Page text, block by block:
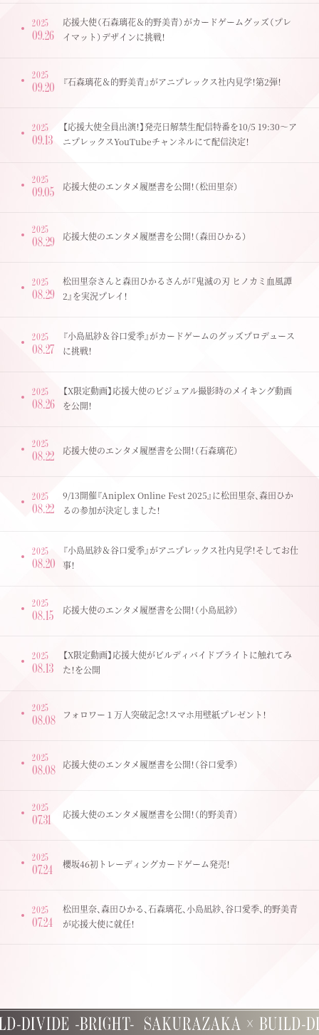
2025
09.26
応援大使（石森璃花＆的野美青）がカードゲームグッズ（プレ
イマット）デザインに挑戦！
2025
09.20 『石森璃花＆的野美青』がアニプレックス社内見学！第2弾！
2025
09.13
【応援大使全員出演！】発売日解禁生配信特番を10/5 19:30～ア
ニプレックスYouTubeチャンネルにて配信決定！
2025
09.05 応援大使のエンタメ履歴書を公開！（松田里奈）
2025
08.29 応援大使のエンタメ履歴書を公開！（森田ひかる）
2025
08.29
松田里奈さんと森田ひかるさんが『鬼滅の刃 ヒノカミ血風譚
2』を実況プレイ！
2025
08.27
『小島凪紗＆谷口愛季』がカードゲームのグッズプロデュース
に挑戦！
2025
08.26
【X限定動画】応援大使のビジュアル撮影時のメイキング動画
を公開！
2025
08.22 応援大使のエンタメ履歴書を公開！（石森璃花）
2025
08.22
9/13開催『Aniplex Online Fest 2025』に松田里奈、森田ひか
るの参加が決定しました！
2025
08.20
『小島凪紗＆谷口愛季』がアニプレックス社内見学！そしてお仕
事！
2025
08.15 応援大使のエンタメ履歴書を公開！（小島凪紗）
2025
08.13
【X限定動画】応援大使がビルディバイドブライトに触れてみ
た！を公開
2025
08.08 フォロワー１万人突破記念！スマホ用壁紙プレゼント！
2025
08.08 応援大使のエンタメ履歴書を公開！（谷口愛季）
2025
07.31 応援大使のエンタメ履歴書を公開！（的野美青）
2025
07.24 櫻坂46初トレーディングカードゲーム発売！
2025
07.24
松田里奈、森田ひかる、石森璃花、小島凪紗、谷口愛季、的野美青
が応援大使に就任！